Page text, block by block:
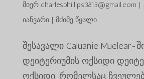
მიერ charlesphillips3813@gmail.com |
იანვარი| მძიმე წყალი
შესავალი Caluanie Muelear-
დეიტერიუმის ოქსიდი
ოქსიდი, რომელსაც